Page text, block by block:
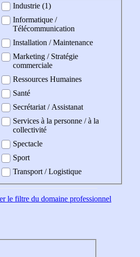
Industrie (1)
Informatique /
Télécommunication
Installation / Maintenance
Marketing / Stratégie
commerciale
Ressources Humaines
Santé
Secrétariat / Assistanat
Services à la personne / à la
collectivité
Spectacle
Sport
Transport / Logistique
le filtre du domaine professionnel